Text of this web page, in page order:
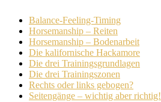
Balance-Feeling-Timing
Horsemanship – Reiten
Horsemanship – Bodenarbeit
Die kalifornische Hackamore
Die drei Trainingsgrundlagen
Die drei Trainingszonen
Rechts oder links gebogen?
Seitengänge – wichtig aber richtig!